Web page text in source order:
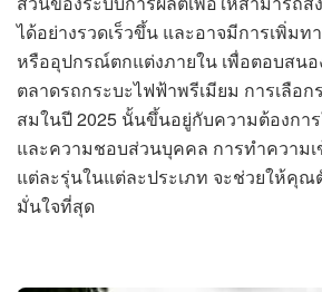
ได้อย่างรวดเร็วขึ้น และอาจมีการเพิ่มท
หรืออุปกรณ์ตกแต่งภายใน เพื่อตอบสน
ตลาดรถกระบะไฟฟ้าพรีเมียม การเลือก
สมในปี 2025 นั้นขึ้นอยู่กับความต้องกา
และความชอบส่วนบุคคล การทำความเ
แต่ละรุ่นในแต่ละประเภท จะช่วยให้คุณ
มั่นใจที่สุด